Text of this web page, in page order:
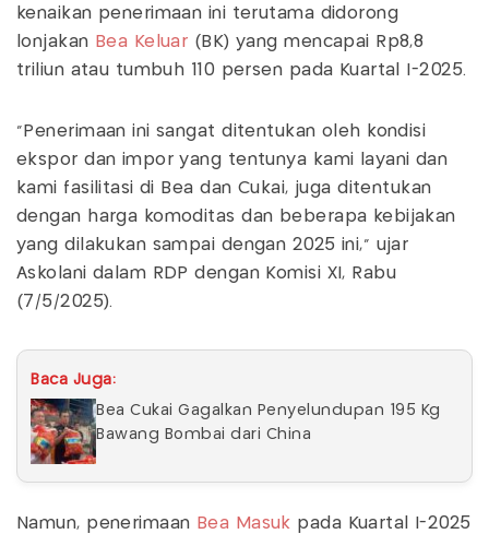
kenaikan penerimaan ini terutama didorong
lonjakan Bea Keluar (BK) yang mencapai Rp8,8
triliun atau tumbuh 110 persen pada Kuartal I-2025.
"Penerimaan ini sangat ditentukan oleh kondisi
ekspor dan impor yang tentunya kami layani dan
kami fasilitasi di Bea dan Cukai, juga ditentukan
dengan harga komoditas dan beberapa kebijakan
yang dilakukan sampai dengan 2025 ini," ujar
Askolani dalam RDP dengan Komisi XI, Rabu
(7/5/2025).
Baca Juga:
Bea Cukai Gagalkan Penyelundupan 195 Kg
Bawang Bombai dari China
Namun, penerimaan Bea Masuk pada Kuartal I-2025